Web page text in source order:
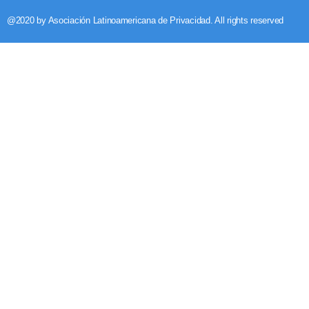
@2020 by Asociación Latinoamericana de Privacidad. All rights reserved